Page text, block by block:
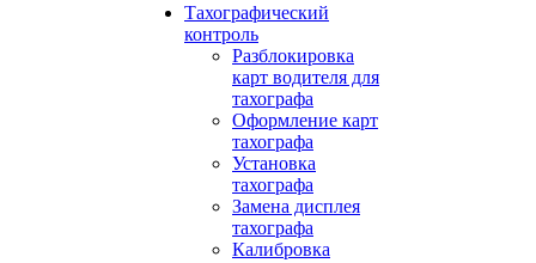
Тахографический
контроль
Разблокировка
карт водителя для
тахографа
Оформление карт
тахографа
Установка
тахографа
Замена дисплея
тахографа
Калибровка